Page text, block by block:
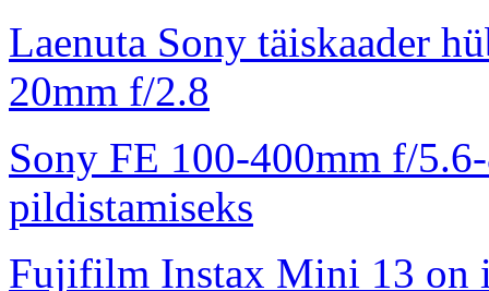
Laenuta Sony täiskaader
20mm f/2.8
Sony FE 100-400mm f/
pildistamiseks
Fujifilm Instax Mini 13 on